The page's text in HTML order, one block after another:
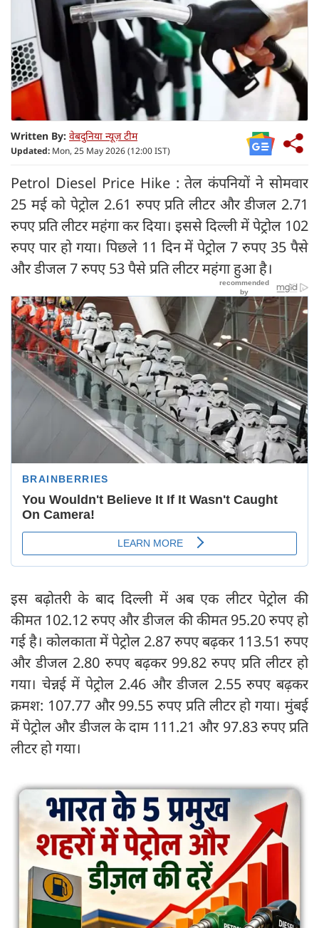
Written By: वेबदुनिया न्यूज़ टीम
Updated: Mon, 25 May 2026 (12:00 IST)
Petrol Diesel Price Hike : तेल कंपनियों ने सोमवार
25 मई को पेट्रोल 2.61 रुपए प्रति लीटर और डीजल 2.71
रुपए प्रति लीटर महंगा कर दिया। इससे दिल्ली में पेट्रोल 102
रुपए पार हो गया। पिछले 11 दिन में पेट्रोल 7 रुपए 35 पैसे
और डीजल 7 रुपए 53 पैसे प्रति लीटर महंगा हुआ है।
इस बढ़ोतरी के बाद दिल्ली में अब एक लीटर पेट्रोल की
कीमत 102.12 रुपए और डीजल की कीमत 95.20 रुपए हो
गई है। कोलकाता में पेट्रोल 2.87 रुपए बढ़कर 113.51 रुपए
और डीजल 2.80 रुपए बढ़कर 99.82 रुपए प्रति लीटर हो
गया। चेन्नई में पेट्रोल 2.46 और डीजल 2.55 रुपए बढ़कर
क्रमश: 107.77 और 99.55 रुपए प्रति लीटर हो गया। मुंबई
में पेट्रोल और डीजल के दाम 111.21 और 97.83 रुपए प्रति
लीटर हो गया।